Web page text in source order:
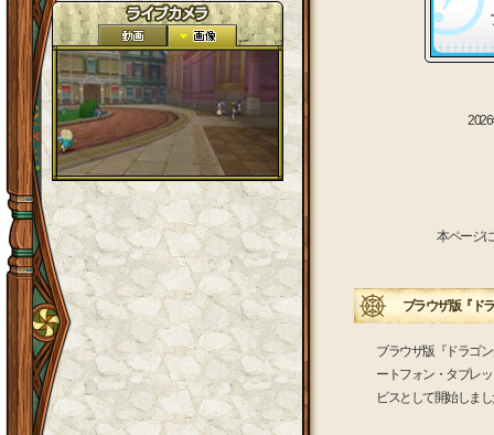
本ページ
ブラウザ版『ド
ブラウザ版『ドラゴ
ートフォン・タブレ
ビスとして開始しま